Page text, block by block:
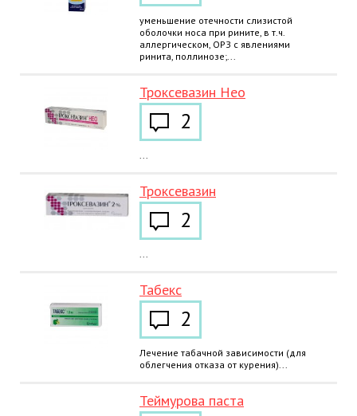
уменьшение отечности слизистой
оболочки носа при рините, в т.ч.
аллергическом, ОРЗ с явлениями
ринита, поллинозе;...
Троксевазин Нео
2
...
Троксевазин
2
...
Табекс
2
Лечение табачной зависимости (для
облегчения отказа от курения)...
Теймурова паста